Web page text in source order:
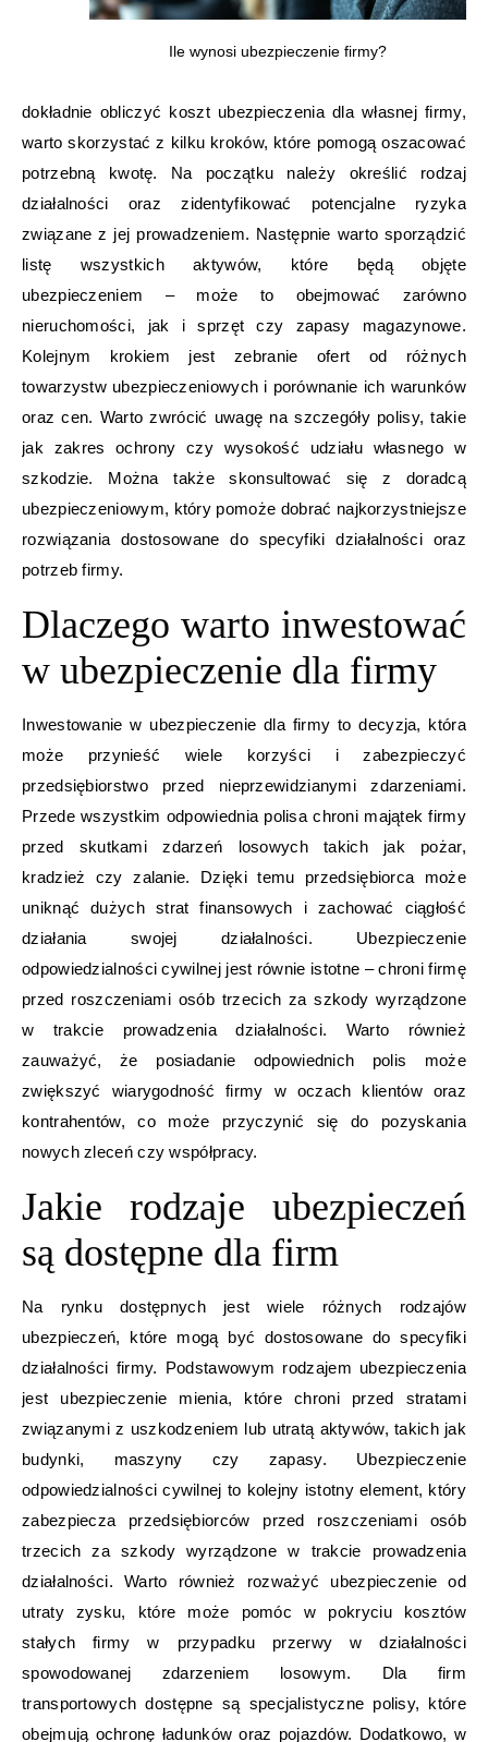
Ile wynosi ubezpieczenie firmy?
dokładnie obliczyć koszt ubezpieczenia dla własnej firmy,
warto skorzystać z kilku kroków, które pomogą oszacować
potrzebną kwotę. Na początku należy określić rodzaj
działalności oraz zidentyfikować potencjalne ryzyka
związane z jej prowadzeniem. Następnie warto sporządzić
listę wszystkich aktywów, które będą objęte
ubezpieczeniem – może to obejmować zarówno
nieruchomości, jak i sprzęt czy zapasy magazynowe.
Kolejnym krokiem jest zebranie ofert od różnych
towarzystw ubezpieczeniowych i porównanie ich warunków
oraz cen. Warto zwrócić uwagę na szczegóły polisy, takie
jak zakres ochrony czy wysokość udziału własnego w
szkodzie. Można także skonsultować się z doradcą
ubezpieczeniowym, który pomoże dobrać najkorzystniejsze
rozwiązania dostosowane do specyfiki działalności oraz
potrzeb firmy.
Dlaczego warto inwestować
w ubezpieczenie dla firmy
Inwestowanie w ubezpieczenie dla firmy to decyzja, która
może przynieść wiele korzyści i zabezpieczyć
przedsiębiorstwo przed nieprzewidzianymi zdarzeniami.
Przede wszystkim odpowiednia polisa chroni majątek firmy
przed skutkami zdarzeń losowych takich jak pożar,
kradzież czy zalanie. Dzięki temu przedsiębiorca może
uniknąć dużych strat finansowych i zachować ciągłość
działania swojej działalności. Ubezpieczenie
odpowiedzialności cywilnej jest równie istotne – chroni firmę
przed roszczeniami osób trzecich za szkody wyrządzone
w trakcie prowadzenia działalności. Warto również
zauważyć, że posiadanie odpowiednich polis może
zwiększyć wiarygodność firmy w oczach klientów oraz
kontrahentów, co może przyczynić się do pozyskania
nowych zleceń czy współpracy.
Jakie rodzaje ubezpieczeń
są dostępne dla firm
Na rynku dostępnych jest wiele różnych rodzajów
ubezpieczeń, które mogą być dostosowane do specyfiki
działalności firmy. Podstawowym rodzajem ubezpieczenia
jest ubezpieczenie mienia, które chroni przed stratami
związanymi z uszkodzeniem lub utratą aktywów, takich jak
budynki, maszyny czy zapasy. Ubezpieczenie
odpowiedzialności cywilnej to kolejny istotny element, który
zabezpiecza przedsiębiorców przed roszczeniami osób
trzecich za szkody wyrządzone w trakcie prowadzenia
działalności. Warto również rozważyć ubezpieczenie od
utraty zysku, które może pomóc w pokryciu kosztów
stałych firmy w przypadku przerwy w działalności
spowodowanej zdarzeniem losowym. Dla firm
transportowych dostępne są specjalistyczne polisy, które
obejmują ochronę ładunków oraz pojazdów. Dodatkowo, w